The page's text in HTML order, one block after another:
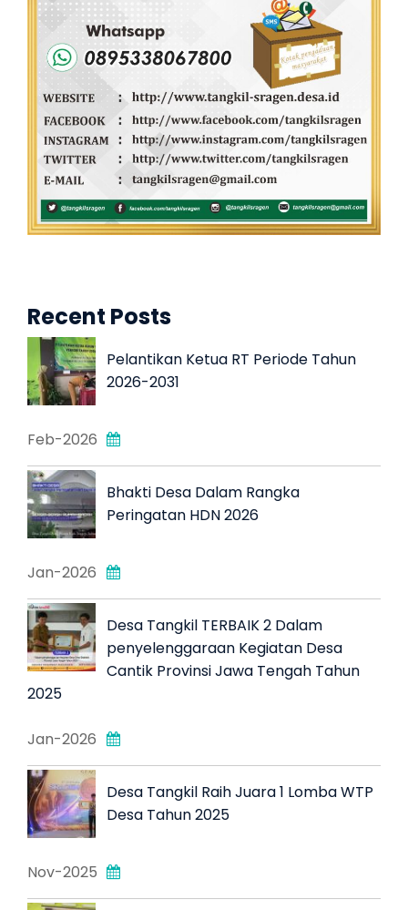
Recent Posts
Pelantikan Ketua RT Periode Tahun
2026-2031
Feb-2026
Bhakti Desa Dalam Rangka
Peringatan HDN 2026
Jan-2026
Desa Tangkil TERBAIK 2 Dalam
penyelenggaraan Kegiatan Desa
Cantik Provinsi Jawa Tengah Tahun
2025
Jan-2026
Desa Tangkil Raih Juara 1 Lomba WTP
Desa Tahun 2025
Nov-2025